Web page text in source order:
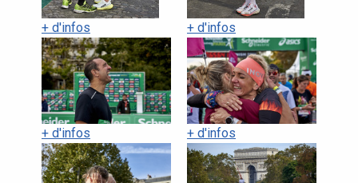
+ d'infos + d'infos
+ d'infos + d'infos